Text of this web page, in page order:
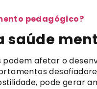
pedagógico?
saúde
afetar o
pode gerar